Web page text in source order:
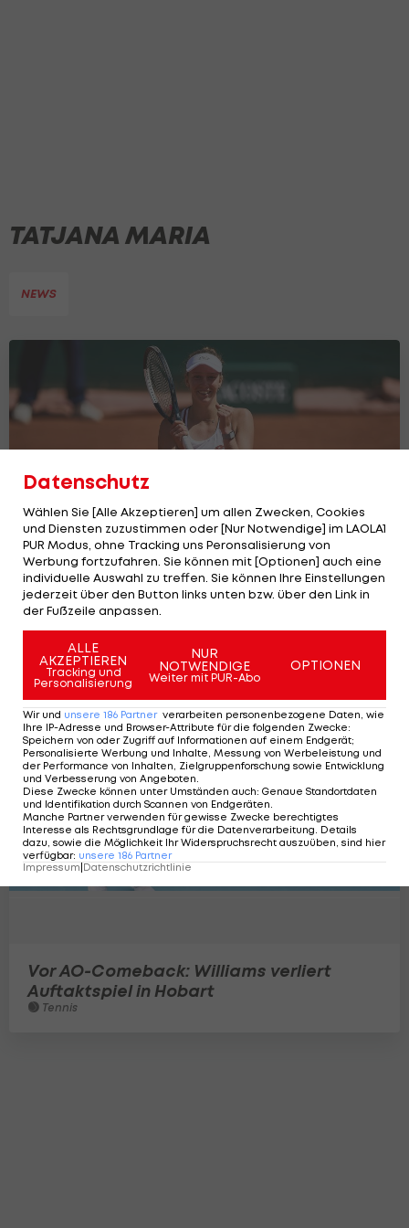
TATJANA MARIA
NEWS
Nach über 30 Jahren: WTA-Frauen
feiern Kitzbühel-Comeback
Tennis - WTA
Vor AO-Comeback: Williams verliert
Auftaktspiel in Hobart
Tennis
Datenschutz
Wählen Sie [Alle Akzeptieren] um allen Zwecken, Cookies
und Diensten zuzustimmen oder [Nur Notwendige] im LAOLA1
PUR Modus, ohne Tracking uns Peronsalisierung von
Werbung fortzufahren. Sie können mit [Optionen] auch eine
individuelle Auswahl zu treffen. Sie können Ihre Einstellungen
jederzeit über den Button links unten bzw. über den Link in
der Fußzeile anpassen.
ALLE
AKZEPTIEREN
Tracking und
Personalisierung
NUR
NOTWENDIGE
Weiter mit PUR-Abo
OPTIONEN
Wir und unsere 186 Partner verarbeiten personenbezogene Daten, wie
Ihre IP-Adresse und Browser-Attribute für die folgenden Zwecke:
Speichern von oder Zugriff auf Informationen auf einem Endgerät;
Personalisierte Werbung und Inhalte, Messung von Werbeleistung und
der Performance von Inhalten, Zielgruppenforschung sowie Entwicklung
und Verbesserung von Angeboten.
Diese Zwecke können unter Umständen auch: Genaue Standortdaten
und Identifikation durch Scannen von Endgeräten.
Manche Partner verwenden für gewisse Zwecke berechtigtes
Interesse als Rechtsgrundlage für die Datenverarbeitung. Details
dazu, sowie die Möglichkeit Ihr Widerspruchsrecht auszuüben, sind hier
verfügbar: unsere 186 Partner
Impressum Datenschutzrichtlinie